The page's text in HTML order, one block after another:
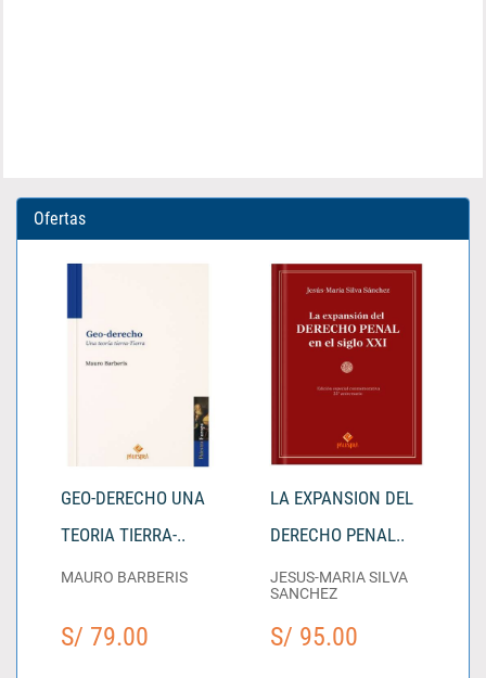
Ofertas
GEO-DERECHO UNA
TEORIA TIERRA-..
MAURO BARBERIS
S/ 79.00
LA EXPANSION DEL
DERECHO PENAL..
JESUS-MARIA SILVA
SANCHEZ
S/ 95.00